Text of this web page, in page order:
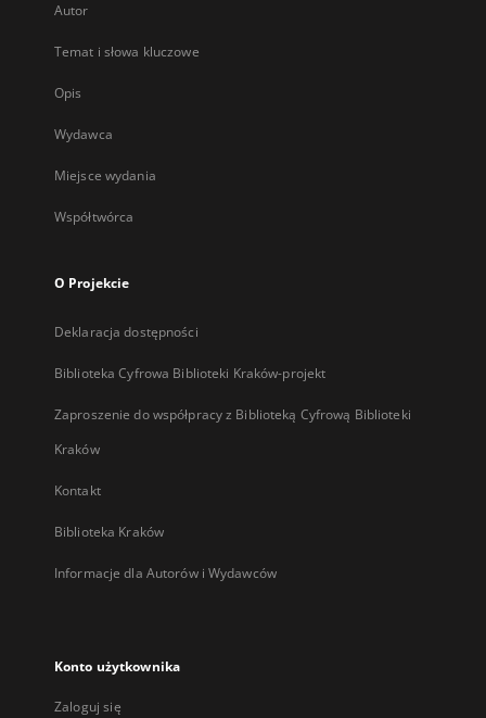
Autor
Temat i słowa kluczowe
Opis
Wydawca
Miejsce wydania
Współtwórca
O Projekcie
Deklaracja dostępności
Biblioteka Cyfrowa Biblioteki Kraków-projekt
Zaproszenie do współpracy z Biblioteką Cyfrową Biblioteki
Kraków
Kontakt
Biblioteka Kraków
Informacje dla Autorów i Wydawców
Konto użytkownika
Zaloguj się